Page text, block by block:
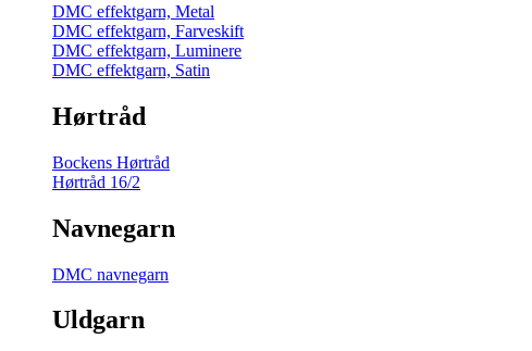
DMC effektgarn, Metal
DMC effektgarn, Farveskift
DMC effektgarn, Luminere
DMC effektgarn, Satin
Hørtråd
Bockens Hørtråd
Hørtråd 16/2
Navnegarn
DMC navnegarn
Uldgarn